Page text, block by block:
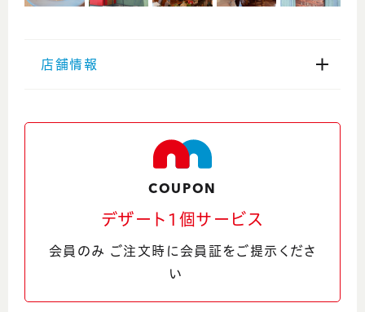
店舗情報
〒918-8231 福井県福井市問屋町４丁目７０
0776-26-6003
SNS
COUPON
デザート1個サービス
会員のみ ご注文時に会員証をご提示くださ
い